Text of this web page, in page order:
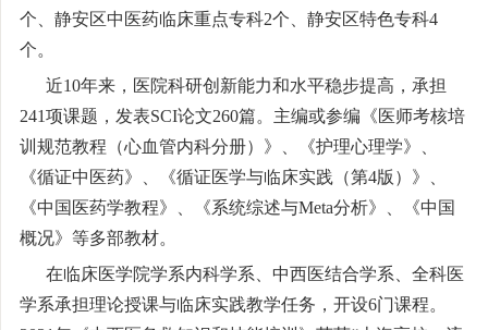
个、静安区中医药临床重点专科2个、静安区特色专科4
个。
近10年来，医院科研创新能力和水平稳步提高，承担
241项课题，发表SCI论文260篇。主编或参编《医师考核培
训规范教程（心血管内科分册）》、《护理心理学》、
《循证中医药》、《循证医学与临床实践（第4版）》、
《中国医药学教程》、《系统综述与Meta分析》、《中国
概况》等多部教材。
在临床医学院学系内科学系、中西医结合学系、全科医
学系承担理论授课与临床实践教学任务，开设6门课程。